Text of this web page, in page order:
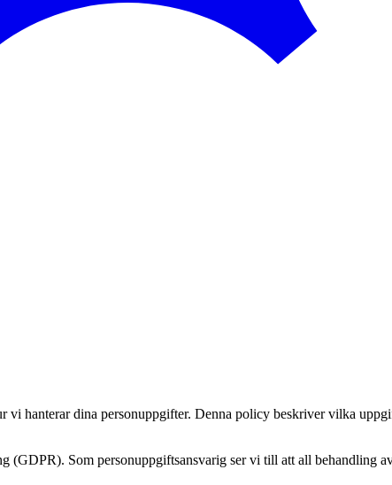
hanterar dina personuppgifter. Denna policy beskriver vilka
Som personuppgiftsansvarig ser vi till att all behandling